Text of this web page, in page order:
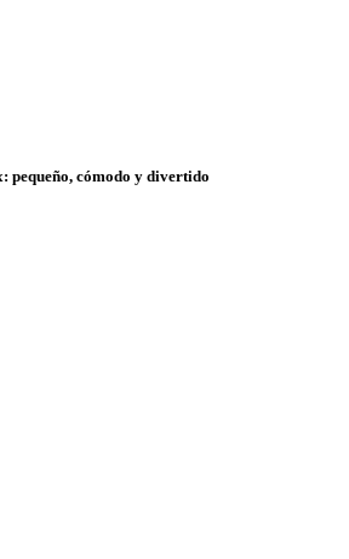
pequeño, cómodo y divertido